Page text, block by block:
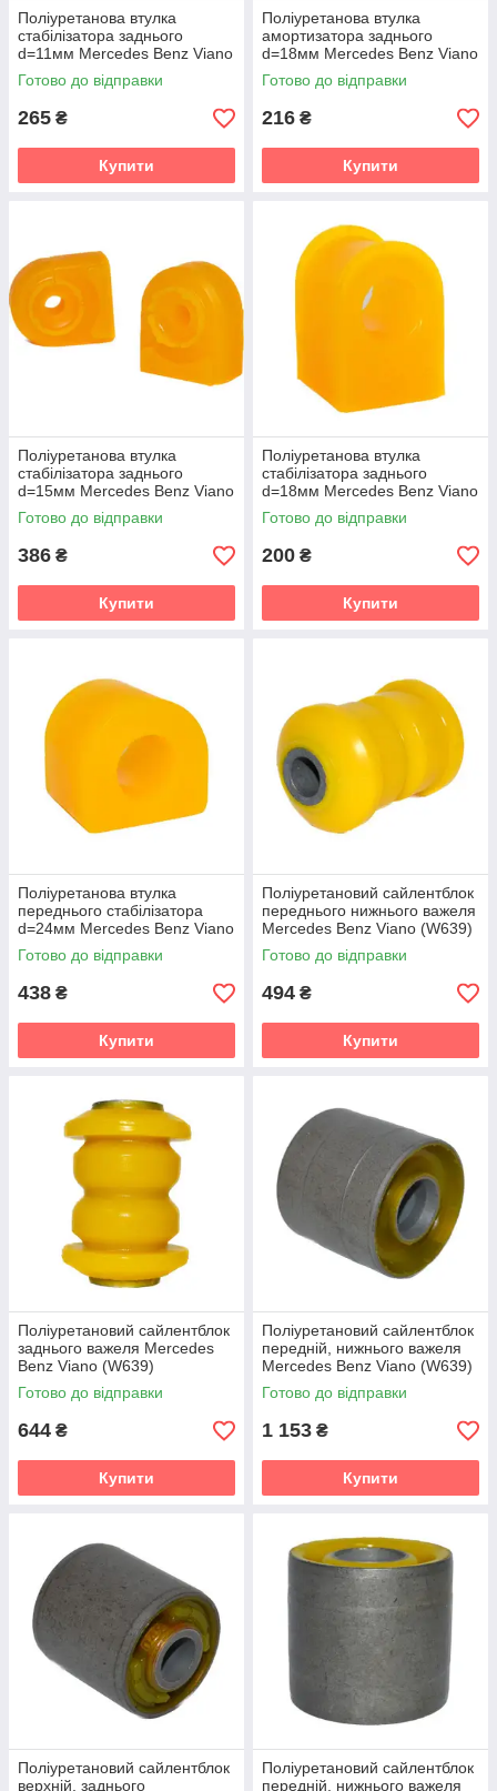
Поліуретанова втулка
стабілізатора заднього
d=11мм Mercedes Benz Viano
(W639) Мікроавтобус (2003-
2014) v19
Готово до відправки
265 ₴
Купити
Поліуретанова втулка
амортизатора заднього
d=18мм Mercedes Benz Viano
(W639) Мікроавтобус (2003-
2014) v19
Готово до відправки
216 ₴
Купити
Поліуретанова втулка
стабілізатора заднього
d=15мм Mercedes Benz Viano
(W639) Мікроавтобус (2003-
2014) v19
Готово до відправки
386 ₴
Купити
Поліуретанова втулка
стабілізатора заднього
d=18мм Mercedes Benz Viano
(W639) Мікроавтобус (2003-
2014) v19
Готово до відправки
200 ₴
Купити
Поліуретанова втулка
переднього стабілізатора
d=24мм Mercedes Benz Viano
(W639) Мікроавтобус (2003-
2014) v19
Готово до відправки
438 ₴
Купити
Поліуретановий сайлентблок
переднього нижнього важеля
Mercedes Benz Viano (W639)
Мікроавтобус (2003-2014)
v19
Готово до відправки
494 ₴
Купити
Поліуретановий сайлентблок
заднього важеля Mercedes
Benz Viano (W639)
Мікроавтобус (2003-2014)
v19
Готово до відправки
644 ₴
Купити
Поліуретановий сайлентблок
передній, нижнього важеля
Mercedes Benz Viano (W639)
Мікроавтобус (2003-2014)
v19
Готово до відправки
1 153 ₴
Купити
Поліуретановий сайлентблок
верхній, заднього
Поліуретановий сайлентблок
передній, нижнього важеля